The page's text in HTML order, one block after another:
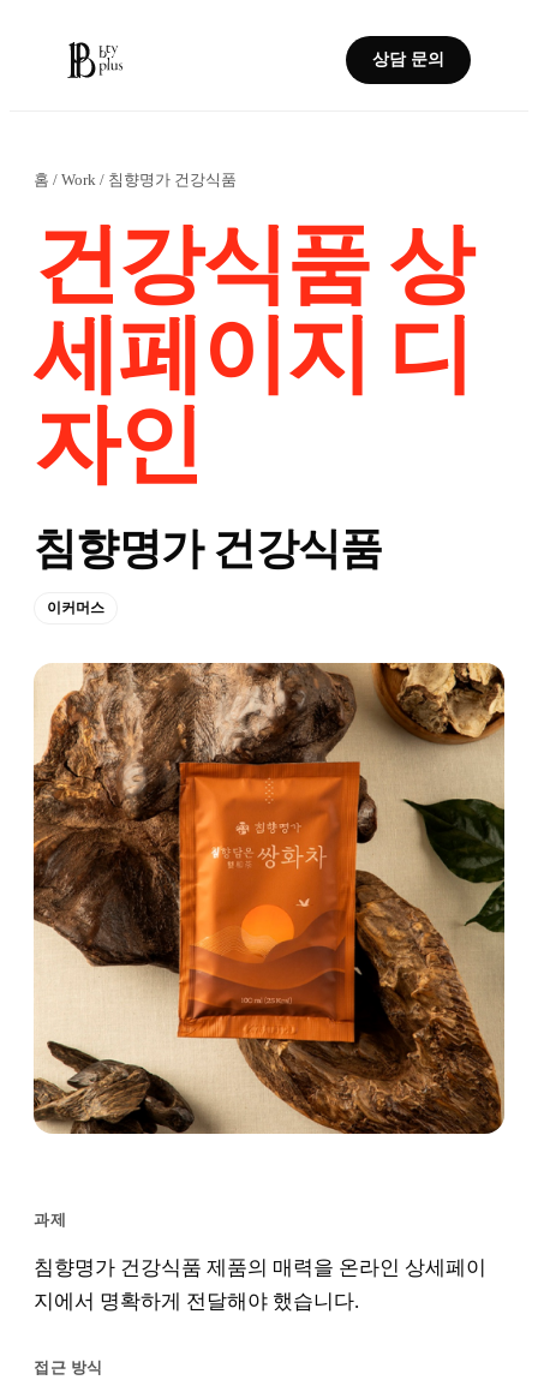
상담 문의
홈 / Work / 침향명가 건강식품
건강식품 상
세페이지 디
자인
침향명가 건강식품
이커머스
과제
침향명가 건강식품 제품의 매력을 온라인 상세페이
지에서 명확하게 전달해야 했습니다.
접근 방식